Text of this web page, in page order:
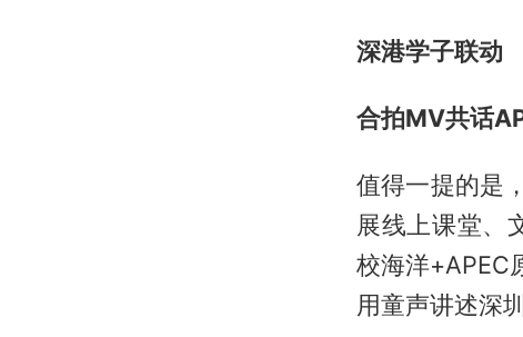
深港学子联动
合拍MV共话
值得一提的是
展线上课堂、
校海洋+APEC
用童声讲述深